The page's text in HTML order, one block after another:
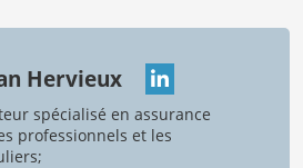
Hervieux
spécialisé en assurance
professionnels et les